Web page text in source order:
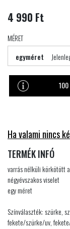
4 990 Ft
MÉRET
egyméret
100
Ha valami nincs
TERMÉK INFÓ
varrás nélküli körkötött
négyévszakos viselet
egy méret
Színválaszték: szürke,
fekete/szürke/uv,